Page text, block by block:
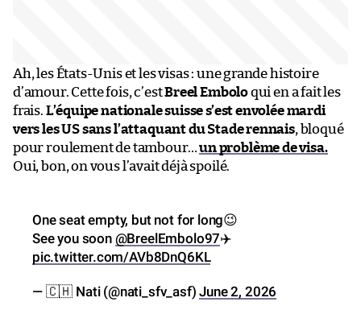
Ah, les États-Unis et les visas : une grande histoire
d’amour. Cette fois, c’estBreel Emboloqui en a fait les
frais. L’équipe nationale suisse s’est envolée mardi
vers les US sans l’attaquant du Stade rennais, bloqué
pour roulement de tambour…un problème de visa.
Oui, bon, on vous l’avait déjà spoilé.
One seat empty, but not for long😉
See you soon @BreelEmbolo97✈️
pic.twitter.com/AVb8DnQ6KL
— 🇨🇭 Nati (@nati_sfv_asf)June 2, 2026